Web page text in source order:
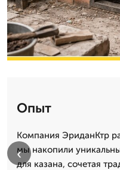
Опыт
Компания ЭриданКтр
мы накопили
для казана, сочетая
‹